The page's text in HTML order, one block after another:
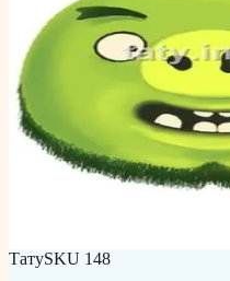
ТатуSKU 148